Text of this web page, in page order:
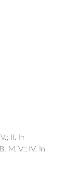
II. In
M. V:; IV. In